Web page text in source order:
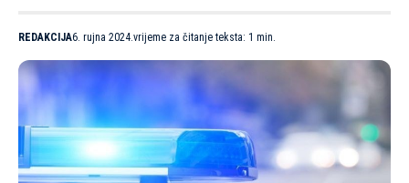
REDAKCIJA6. rujna 2024.vrijeme za čitanje teksta: 1 min.